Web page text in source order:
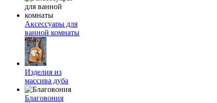
Аксессуары для
ванной комнаты
Изделия из
массива дуба
Благовония